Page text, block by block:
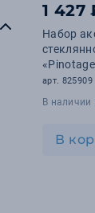
1 427
Набор
арт. 825909
В наличии
В